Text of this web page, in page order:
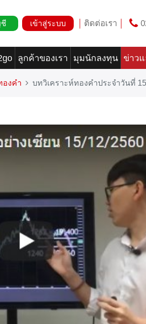
เข้าสู่ระบบ ติดต่อเรา
ลูกค้าของเรา มุมนักลงทุน ข่าว
องคำ บทวิเคราะห์ทองคำประจำวันที่